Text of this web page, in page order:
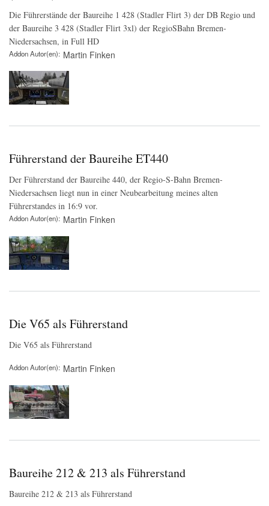
Die Führerstände der Baureihe 1 428 (Stadler Flirt 3) der DB Regio und
der Baureihe 3 428 (Stadler Flirt 3xl) der RegioSBahn Bremen-
Niedersachsen, in Full HD
Addon Autor(en) Martin Finken
Führerstand der Baureihe ET440
Der Führerstand der Baureihe 440, der Regio-S-Bahn Bremen-
Niedersachsen liegt nun in einer Neubearbeitung meines alten
Führerstandes in 16:9 vor.
Addon Autor(en) Martin Finken
Die V65 als Führerstand
Die V65 als Führerstand
Addon Autor(en) Martin Finken
Baureihe 212 & 213 als Führerstand
Baureihe 212 & 213 als Führerstand